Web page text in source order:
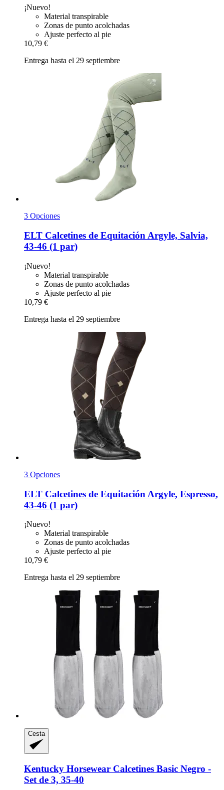
¡Nuevo!
Material transpirable
Zonas de punto acolchadas
Ajuste perfecto al pie
10,79 €
Entrega hasta el 29 septiembre
3 Opciones
ELT Calcetines de Equitación Argyle, Salvia,
43-​46 (1 par)
¡Nuevo!
Material transpirable
Zonas de punto acolchadas
Ajuste perfecto al pie
10,79 €
Entrega hasta el 29 septiembre
3 Opciones
ELT Calcetines de Equitación Argyle, Espresso,
43-​46 (1 par)
¡Nuevo!
Material transpirable
Zonas de punto acolchadas
Ajuste perfecto al pie
10,79 €
Entrega hasta el 29 septiembre
Cesta
Kentucky Horsewear Calcetines Basic Negro -​
Set de 3, 35-​40